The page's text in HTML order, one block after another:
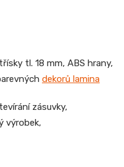
tl. 18 mm, ABS hrany,
dekorů lamina
zásuvky,
výrobek,